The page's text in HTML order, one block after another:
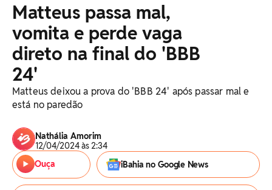
Matteus passa mal,
vomita e perde vaga
direto na final do 'BBB
24'
Matteus deixou a prova do 'BBB 24' após passar mal e
está no paredão
Nathália Amorim
12/04/2024 às 2:34
Ouça
iBahia no Google News